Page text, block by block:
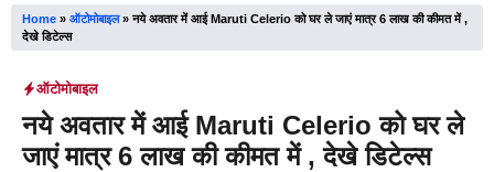
Home » ऑटोमोबाइल»नये अवतार में आई Maruti Celerio को घर ले जाएं मात्र 6 लाख की कीमत में ,
देखे डिटेल्स
ऑटोमोबाइल
नये अवतार में आई Maruti Celerio को घर ले
जाएं मात्र 6 लाख की कीमत में , देखे डिटेल्स